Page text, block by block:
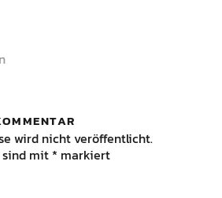
wird nicht veröffentlicht.
sind mit * markiert